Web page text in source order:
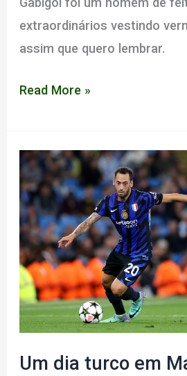
extraordinários vestindo
assim que quero lembrar.
Nem
astronautas
Read More »
Um dia turco em